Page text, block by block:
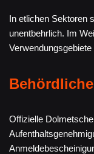
In etlichen Sektoren
unentbehrlich. Im
Offizielle